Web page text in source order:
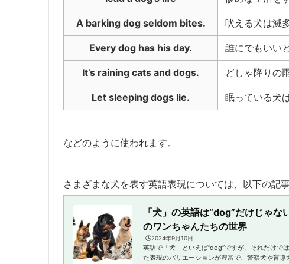
A barking dog seldom bites. 吠える犬は滅
Every dog has his day. 誰にでもいい
It’s raining cats and dogs. どしゃ降りの
Let sleeping dogs lie. 眠っている犬
などのように使われます。
さまざまな犬を表す英語表現については、以下の記
「犬」の英語は“dog”だけじゃな
のワンちゃんたちの世界
🕒️2024年9月10日
英語で「犬」といえば”dog”ですが、それだけで
た表現のバリエーションが豊富で、警察犬や盲導